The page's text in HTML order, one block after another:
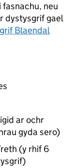
fasnachu, neu
dystysgrif gael
Blaendal
ar ochr
gyda sero)
(y rhif 6